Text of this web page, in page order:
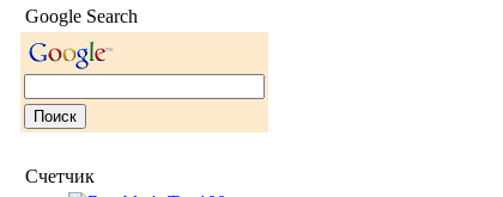
Google Search
Счетчик